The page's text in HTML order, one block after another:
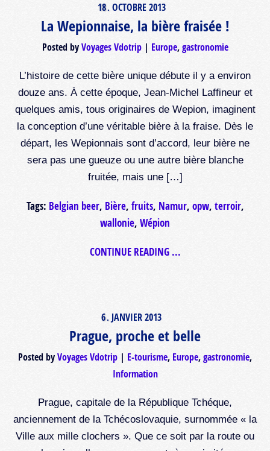
18. OCTOBRE2013
La Wepionnaise, la bière fraisée !
Posted byVoyages Vdotrip Europe,gastronomie
L’histoire de cette bière unique débute il y a environ
douze ans. À cette époque, Jean-Michel Laffineur et
quelques amis, tous originaires de Wepion, imaginent
la conception d’une véritable bière à la fraise. Dès le
départ, les Wepionnais sont d’accord, leur bière ne
sera pas une gueuze ou une autre bière blanche
fruitée, mais une […]
Tags: Belgian beer, Bière, fruits, Namur, opw, terroir,
wallonie, Wépion
CONTINUE READING ...
6. JANVIER2013
Prague, proche et belle
Posted byVoyages Vdotrip E-tourisme, Europe,gastronomie,
Information
Prague, capitale de la République Tchéque,
anciennement de la Tchécoslovaquie, surnommée « la
Ville aux mille clochers ». Que ce soit par la route ou